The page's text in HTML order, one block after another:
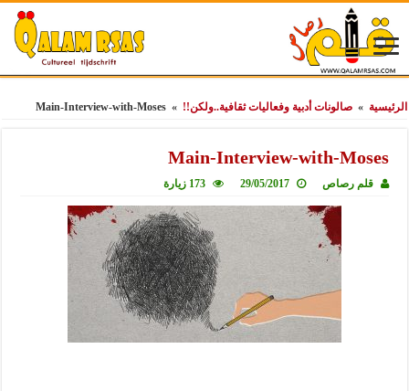
الرئيسية » صالونات أدبية وفعاليات ثقافية..ولكن!! »
Main-Interview-with-Moses
Main-Interview-with-Moses
قلم رصاص 29/05/2017 173 زيارة